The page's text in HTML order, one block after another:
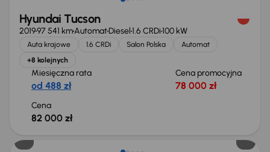
Hyundai Tucson
201997 541 kmAutomatDiesel1.6 CRDi100 kW
Auta krajowe 1.6 CRDi Salon Polska
Automat
+8 kolejnych
Miesięczna rata
od 488 zł
Cena promocyjna
78 000 zł
Cena
82 000 zł